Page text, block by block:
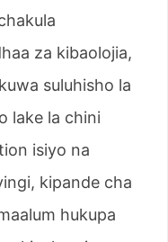
za kibaolojia,
suluhisho la
lake la chini
isiyo na
kipande cha
hukupa